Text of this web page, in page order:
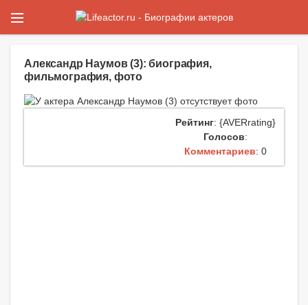
Александр Наумов (3): биография,
фильмография, фото
Рейтинг: {AVERrating}
Голосов:
Комментариев: 0